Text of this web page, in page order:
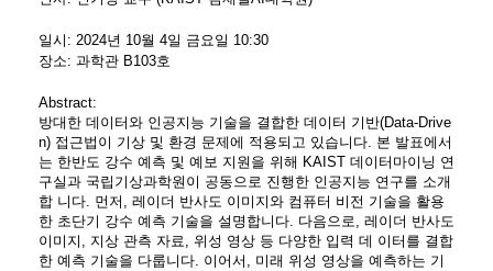
일시 : 2024년 10월 4일 금요일 10:30
장소: 과학관 B103호
Abstract:
방대한 데이터와 인공지능 기술을 결합한 데이터 기반(Data-Drive
n) 접근법이 기상 및 환경 문제에 적용되고 있습니다. 본 발표에서
는 한반도 강수 예측 및 예보 지원을 위해 KAIST 데이터마이닝 연
구실과 국립기상과학원이 공동으로 진행한 인공지능 연구를 소개
합 니다. 먼저, 레이더 반사도 이미지와 컴퓨터 비전 기술을 활용
한 초단기 강수 예측 기술을 설명합니다. 다음으로, 레이더 반사도
이미지, 지상 관측 자료, 위성 영상 등 다양한 입력 데 이터를 결합
한 예측 기술을 다룹니다. 이어서, 미래 위성 영상을 예측하는 기